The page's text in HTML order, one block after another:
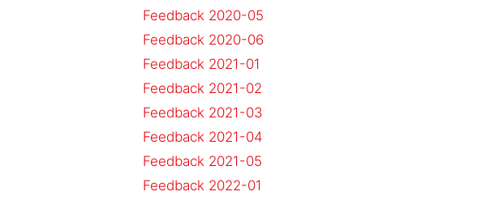
Feedback 2020-05
Feedback 2020-06
Feedback 2021-01
Feedback 2021-02
Feedback 2021-03
Feedback 2021-04
Feedback 2021-05
Feedback 2022-01